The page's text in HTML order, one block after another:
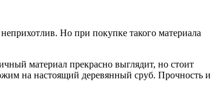
Но при покупке такого материала
материал прекрасно выглядит, но стоит
на настоящий деревянный сруб. Прочность и